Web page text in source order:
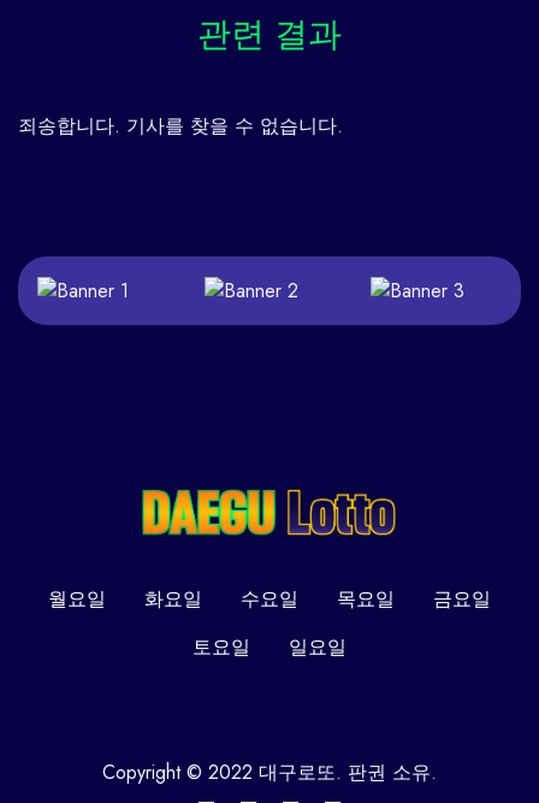
관련 결과
죄송합니다. 기사를 찾을 수 없습니다.
월요일 화요일 수요일 목요일
금요일
토요일
일요일
Copyright © 2022 대구로또. 판권 소유.